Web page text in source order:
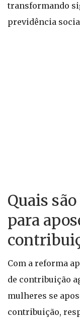
transformando
previdência
Quais
para
Com a reforma
de contribuição
mulheres se
contribuição,